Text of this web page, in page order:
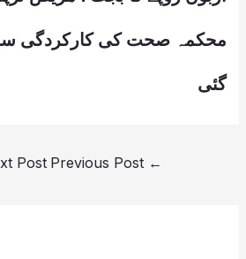
محکمہ صحت کی کارکردگی
گئی
←
Post